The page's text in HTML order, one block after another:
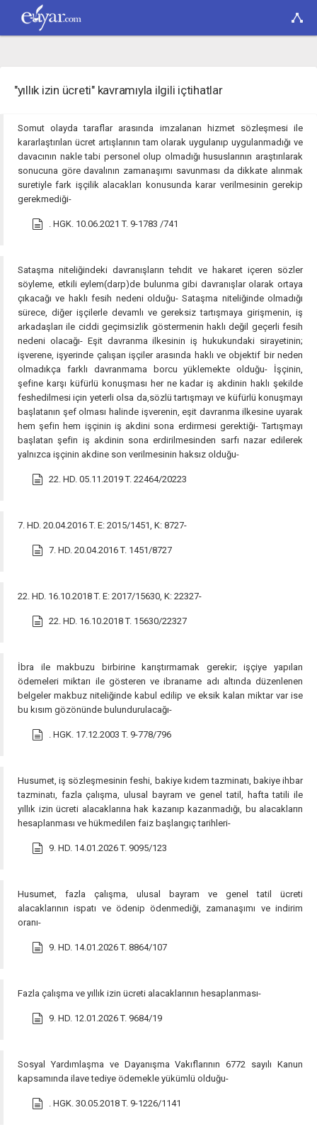
"yıllık izin ücreti" kavramıyla ilgili içtihatlar
Somut olayda taraflar arasında imzalanan hizmet sözleşmesi ile
kararlaştırılan ücret artışlarının tam olarak uygulanıp uygulanmadığı ve
davacının nakle tabi personel olup olmadığı hususlarının araştırılarak
sonucuna göre davalının zamanaşımı savunması da dikkate alınmak
suretiyle fark işçilik alacakları konusunda karar verilmesinin gerekip
gerekmediği-
. HGK. 10.06.2021 T. 9-1783 /741
Sataşma niteliğindeki davranışların tehdit ve hakaret içeren sözler
söyleme, etkili eylem(darp)de bulunma gibi davranışlar olarak ortaya
çıkacağı ve haklı fesih nedeni olduğu- Sataşma niteliğinde olmadığı
sürece, diğer işçilerle devamlı ve gereksiz tartışmaya girişmenin, iş
arkadaşları ile ciddi geçimsizlik göstermenin haklı değil geçerli fesih
nedeni olacağı- Eşit davranma ilkesinin iş hukukundaki sirayetinin;
işverene, işyerinde çalışan işçiler arasında haklı ve objektif bir neden
olmadıkça farklı davranmama borcu yüklemekte olduğu- İşçinin,
şefine karşı küfürlü konuşması her ne kadar iş akdinin haklı şekilde
feshedilmesi için yeterli olsa da,sözlü tartışmayı ve küfürlü konuşmayı
başlatanın şef olması halinde işverenin, eşit davranma ilkesine uyarak
hem şefin hem işçinin iş akdini sona erdirmesi gerektiği- Tartışmayı
başlatan şefin iş akdinin sona erdirilmesinden sarfı nazar edilerek
yalnızca işçinin akdine son verilmesinin haksız olduğu-
22. HD. 05.11.2019 T. 22464/20223
7. HD. 20.04.2016 T. E: 2015/1451, K: 8727-
7. HD. 20.04.2016 T. 1451/8727
22. HD. 16.10.2018 T. E: 2017/15630, K: 22327-
22. HD. 16.10.2018 T. 15630/22327
İbra ile makbuzu birbirine karıştırmamak gerekir; işçiye yapılan
ödemeleri miktarı ile gösteren ve ibraname adı altında düzenlenen
belgeler makbuz niteliğinde kabul edilip ve eksik kalan miktar var ise
bu kısım gözönünde bulundurulacağı-
. HGK. 17.12.2003 T. 9-778/796
Husumet, iş sözleşmesinin feshi, bakiye kıdem tazminatı, bakiye ihbar
tazminatı, fazla çalışma, ulusal bayram ve genel tatil, hafta tatili ile
yıllık izin ücreti alacaklarına hak kazanıp kazanmadığı, bu alacakların
hesaplanması ve hükmedilen faiz başlangıç tarihleri-
9. HD. 14.01.2026 T. 9095/123
Husumet, fazla çalışma, ulusal bayram ve genel tatil ücreti
alacaklarının ispatı ve ödenip ödenmediği, zamanaşımı ve indirim
oranı-
9. HD. 14.01.2026 T. 8864/107
Fazla çalışma ve yıllık izin ücreti alacaklarının hesaplanması-
9. HD. 12.01.2026 T. 9684/19
Sosyal Yardımlaşma ve Dayanışma Vakıflarının 6772 sayılı Kanun
kapsamında ilave tediye ödemekle yükümlü olduğu-
. HGK. 30.05.2018 T. 9-1226/1141